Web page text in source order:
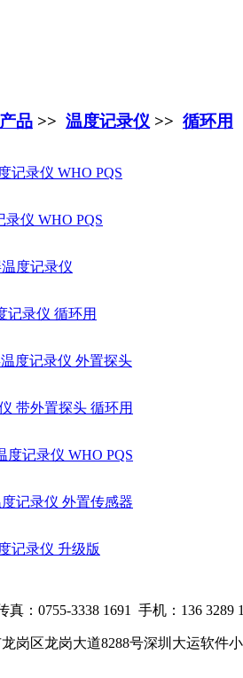
产品 >> 温度记录仪 >> 循环用
记录仪 WHO PQS
录仪 WHO PQS
度记录仪
记录仪 循环用
度记录仪 外置探头
带外置探头 循环用
度记录仪 WHO PQS
记录仪 外置传感器
记录仪 升级版
真：0755-3338 1691 手机：136 3289
岗区龙岗大道8288号深圳大运软件